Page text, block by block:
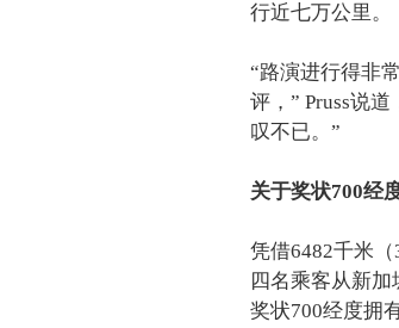
行近七万公里。
“路演进行得非
评，” Pruss说
叹不已。”
关于奖状700经
凭借6482千米
四名乘客从新
奖状700经度拥